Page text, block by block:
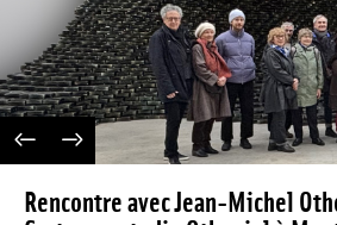
IMAGE PRÉCÉDENTEIMAGE SUIVANTE
Rencontre avec Jean-Michel